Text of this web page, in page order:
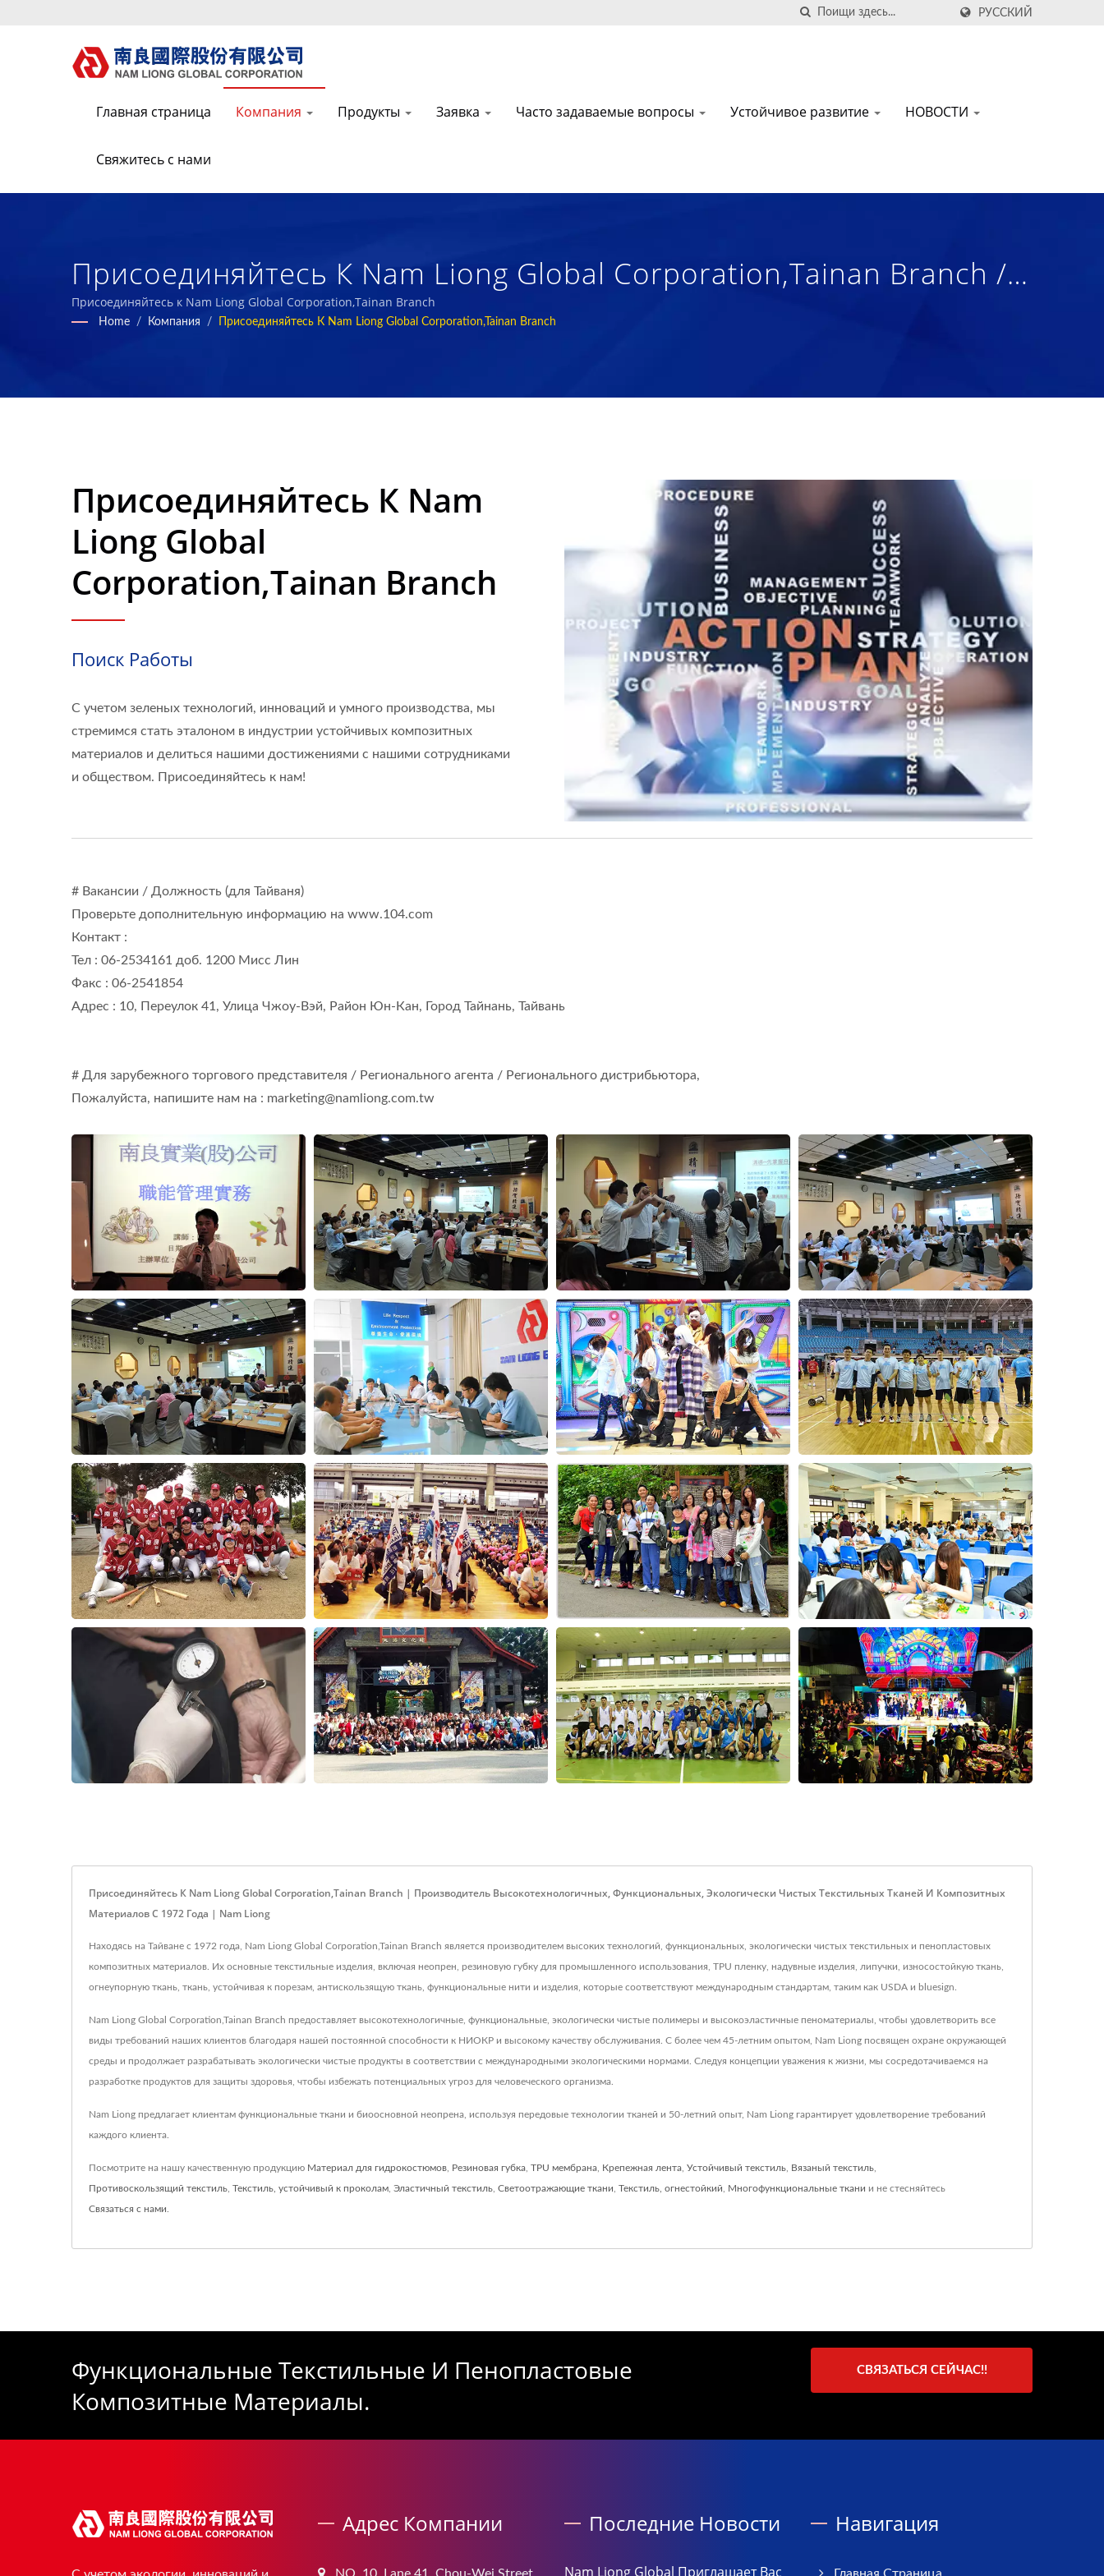
РУССКИЙ
Главная страница Компания Продукты Заявка Часто задаваемые вопросы Устойчивое развитие НОВОСТИ
Свяжитесь с нами
Присоединяйтесь К Nam Liong Global Corporation,Tainan Branch /
Производитель Высокотехнологичных, Функциональных,
Присоединяйтесь к Nam Liong Global Corporation,Tainan Branch
Home / Компания / Присоединяйтесь К Nam Liong Global Corporation,Tainan Branch
Присоединяйтесь К Nam
Liong Global
Corporation,Tainan Branch
Поиск Работы
С учетом зеленых технологий, инноваций и умного производства, мы
стремимся стать эталоном в индустрии устойчивых композитных
материалов и делиться нашими достижениями с нашими сотрудниками
и обществом. Присоединяйтесь к нам!
# Вакансии / Должность (для Тайваня)
Проверьте дополнительную информацию на www.104.com
Контакт :
Тел : 06-2534161 доб. 1200 Мисс Лин
Факс : 06-2541854
Адрес : 10, Переулок 41, Улица Чжоу-Вэй, Район Юн-Кан, Город Тайнань, Тайвань
# Для зарубежного торгового представителя / Регионального агента / Регионального дистрибьютора,
Пожалуйста, напишите нам на : marketing@namliong.com.tw
Присоединяйтесь К Nam Liong Global Corporation,Tainan Branch | Производитель Высокотехнологичных, Функциональных, Экологически Чистых Текстильных Тканей И Композитных
Материалов С 1972 Года | Nam Liong
Находясь на Тайване с 1972 года, Nam Liong Global Corporation,Tainan Branch является производителем высоких технологий, функциональных, экологически чистых текстильных и пенопластовых
композитных материалов. Их основные текстильные изделия, включая неопрен, резиновую губку для промышленного использования, TPU пленку, надувные изделия, липучки, износостойкую ткань,
огнеупорную ткань, ткань, устойчивая к порезам, антискользящую ткань, функциональные нити и изделия, которые соответствуют международным стандартам, таким как USDA и bluesign.
Nam Liong Global Corporation,Tainan Branch предоставляет высокотехнологичные, функциональные, экологически чистые полимеры и высокоэластичные пеноматериалы, чтобы удовлетворить все
виды требований наших клиентов благодаря нашей постоянной способности к НИОКР и высокому качеству обслуживания. С более чем 45-летним опытом, Nam Liong посвящен охране окружающей
среды и продолжает разрабатывать экологически чистые продукты в соответствии с международными экологическими нормами. Следуя концепции уважения к жизни, мы сосредотачиваемся на
разработке продуктов для защиты здоровья, чтобы избежать потенциальных угроз для человеческого организма.
Nam Liong предлагает клиентам функциональные ткани и биоосновной неопрена, используя передовые технологии тканей и 50-летний опыт, Nam Liong гарантирует удовлетворение требований
каждого клиента.
Посмотрите на нашу качественную продукцию Материал для гидрокостюмов Резиновая губка TPU мембрана Крепежная лента Устойчивый текстиль Вязаный текстиль
Противоскользящий текстиль Текстиль, устойчивый к проколам Эластичный текстиль Светоотражающие ткани Текстиль, огнестойкий Многофункциональные ткани и не стесняйтесь
Связаться с нами
Функциональные Текстильные И Пенопластовые
Композитные Материалы.
СВЯЗАТЬСЯ СЕЙЧАС!!
Адрес Компании Последние Новости
Nam Liong Global Приглашает Вас
Навигация